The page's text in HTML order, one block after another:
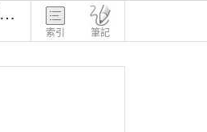
索引 筆記
聊天機器人 ChatGPT【下】擔心機器人超越人類，會像人類一樣思考？實際上，現在的技術離強人工智慧還遠得很！